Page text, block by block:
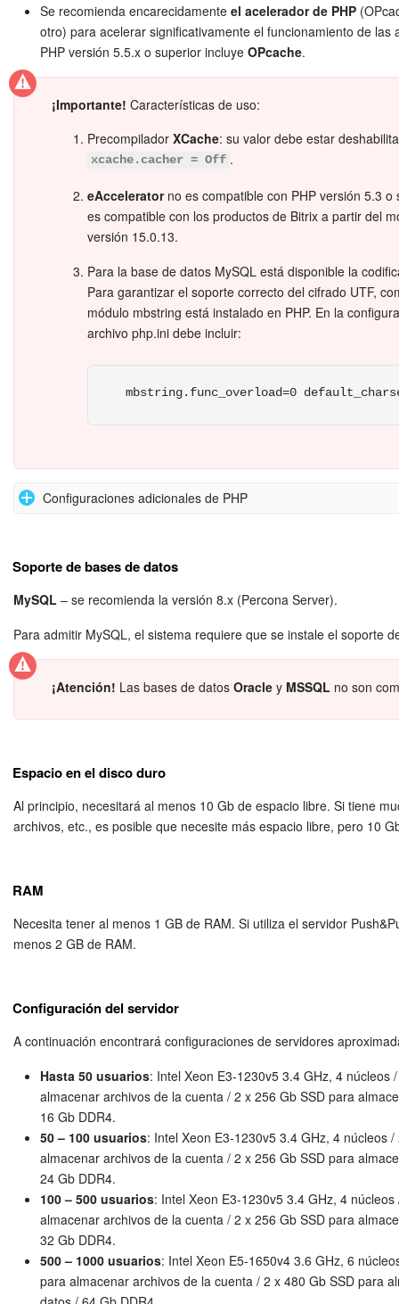
Sales center
CRM Analytics
BI Builder
Bitrix24 Market
Sitios web
Tienda Online
CRM + Online store
Tienda CRM
Empleados
Firma electrónica para RR. HH.
Marketing
Configuraciones de la cuenta
Preguntas generales
EMPEZAR GRATIS
INICIAR SESIÓN
Se recomienda encarecidamente el acelerador de PHP
otro) para acelerar significativamente el funcionamiento de las
PHP versión 5.5.x o superior incluye OPcache.
¡Importante! Características de uso:
Precompilador XCache: su valor debe estar
xcache.cacher = Off .
eAcceleratorno es compatible con PHP versión 5.3 o
es compatible con los productos de Bitrix a partir del
versión 15.0.13.
Para la base de datos MySQL está disponible la
Para garantizar el soporte correcto del cifrado UTF,
módulo mbstring está instalado en PHP. En la
archivo php.ini debe incluir:
mbstring.func_overload=0
Configuraciones adicionales de PHP
caso, son 256 Mb).
memory_limit = 256M;
Este parámetro se puede cambiar:
"256M");
256M
si se cumplen las siguientes condiciones:
se utiliza el servidor web Apache u otro
los archivos.htaccessson procesados por
web, o sea el archivo de configuración del
cualquier otro valor que no sea
;
PHP es instalado como un módulo de
ejecuta como CGI, todos los parámetros
establecerse al compilar PHP)
en el archivohttpd.confusando la directiva:
Soporte de bases de datos
MySQL – se recomienda la versión 8.x (Percona Server).
Para admitir MySQL, el sistema requiere que se instale el soporte
¡Atención! Las bases de datos Oracle y MSSQL no son
Espacio en el disco duro
Al principio, necesitará al menos 10 Gb de espacio libre. Si tiene
archivos, etc., es posible que necesite más espacio libre, pero 10
RAM
Necesita tener al menos 1 GB de RAM. Si utiliza el servidor
menos 2 GB de RAM.
Configuración del servidor
A continuación encontrará configuraciones de servidores
Hasta 50 usuarios: Intel Xeon E3-1230v5 3.4 GHz, 4 núcleos
almacenar archivos de la cuenta / 2 x 256 Gb SSD para
16 Gb DDR4.
50 – 100 usuarios: Intel Xeon E3-1230v5 3.4 GHz, 4 núcleos
almacenar archivos de la cuenta / 2 x 256 Gb SSD para
24 Gb DDR4.
100 – 500 usuarios: Intel Xeon E3-1230v5 3.4 GHz, 4
almacenar archivos de la cuenta / 2 x 256 Gb SSD para
32 Gb DDR4.
500 – 1000 usuarios: Intel Xeon E5-1650v4 3.6 GHz, 6
para almacenar archivos de la cuenta / 2 x 480 Gb SSD para